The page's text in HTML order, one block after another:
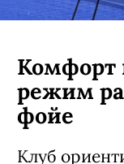
Комфорт
режим
фойе